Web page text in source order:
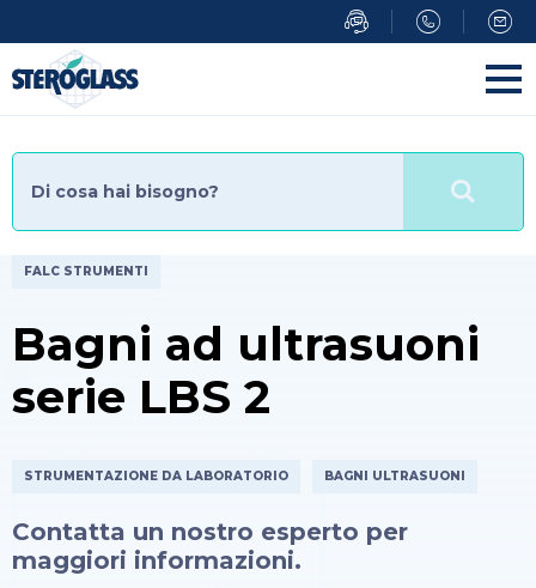
al
contenuto
principale
FALC STRUMENTI
Bagni ad ultrasuoni
serie LBS 2
STRUMENTAZIONE DA LABORATORIO BAGNI ULTRASUONI
Contatta un nostro esperto per
maggiori informazioni.